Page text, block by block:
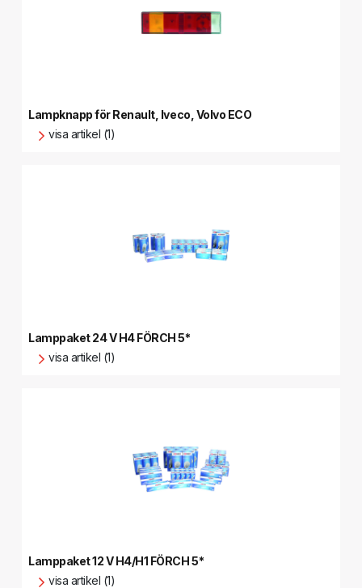
Lampknapp för Renault, Iveco, Volvo ECO
visa artikel (1)
Lamppaket 24 V H4 FÖRCH 5*
visa artikel (1)
Lamppaket 12 V H4/H1 FÖRCH 5*
visa artikel (1)